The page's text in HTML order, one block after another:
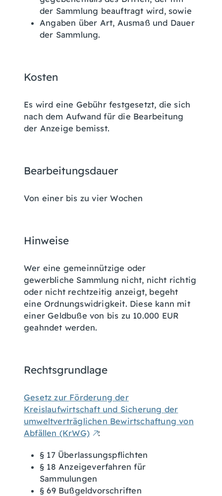
der Sammlung beauftragt wird, sowie
Angaben über Art, Ausmaß und Dauer
der Sammlung.
Kosten
Es wird eine Gebühr festgesetzt, die sich
nach dem Aufwand für die Bearbeitung
der Anzeige bemisst.
Bearbeitungsdauer
Von einer bis zu vier Wochen
Hinweise
Wer eine gemeinnützige oder
gewerbliche Sammlung nicht, nicht richtig
oder nicht rechtzeitig anzeigt, begeht
eine Ordnungswidrigkeit. Diese kann mit
einer Geldbuße von bis zu 10.000 EUR
geahndet werden.
Rechtsgrundlage
Gesetz zur Förderung der
Kreislaufwirtschaft und Sicherung der
umweltverträglichen Bewirtschaftung von
Abfällen (KrWG)
:
§ 17 Überlassungspflichten
§ 18 Anzeigeverfahren für
Sammulungen
§ 69 Bußgeldvorschriften